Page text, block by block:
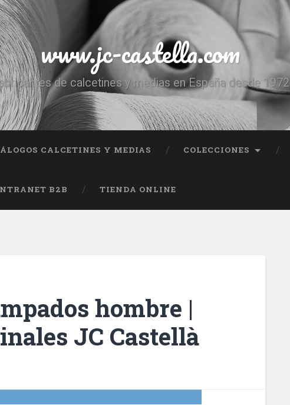
www.jc-castella.com
de calcetines y medias en España desde 1972
CALCETINES Y MEDIAS COLECCIONES
B2B TIENDA ONLINE
hombre |
JC Castellà